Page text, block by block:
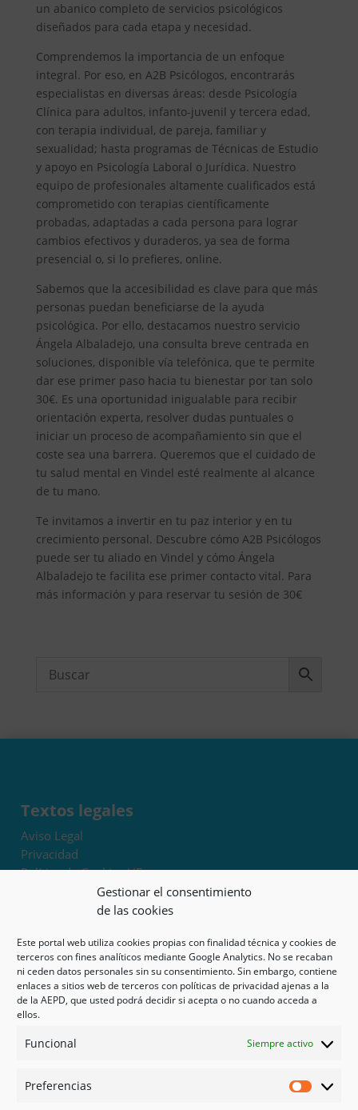
Gestionar el consentimiento
de las cookies
Este portal web utiliza cookies propias con finalidad técnica y cookies de
terceros con fines analíticos mediante Google Analytics. No se recaban
ni ceden datos personales sin su consentimiento. Sin embargo, contiene
enlaces a sitios web de terceros con políticas de privacidad ajenas a la
de la AEPD, que usted podrá decidir si acepta o no cuando acceda a
ellos.
Funcional Siempre activo
Preferencias
un abanico completo de servicios psicológicos
diseñados para cada etapa y necesidad.
Comprendemos la importancia de un enfoque
integral. Por eso, en A2B Psicólogos, encontrarás
especialistas en diversas áreas: desde Psicología
Clínica para adultos, infanto-juvenil y tercera edad,
con terapia individual, de pareja, familiar y
sexualidad; hasta programas de Técnicas de Estudio
y apoyo en Psicología Laboral o Jurídica. Nuestro
equipo de profesionales altamente cualificados está
comprometido con terapias científicamente
probadas, adaptadas a cada persona para lograr
cambios efectivos y duraderos, ya sea de forma
presencial o, si lo prefieres, online.
Sabemos que la accesibilidad es clave para que más
personas puedan beneficiarse de la ayuda
psicológica. Por ello, destacamos nuestro servicio
Ángela Albaladejo, una consulta breve centrada en
soluciones, disponible vía telefónica, que te permite
dar ese primer paso hacia tu bienestar por tan solo
30€. Es una oportunidad inigualable para recibir
orientación experta, resolver dudas puntuales o
iniciar un proceso de acompañamiento sin que el
coste sea una barrera. Queremos que el cuidado de
tu salud mental en Vindel esté realmente al alcance
de tu mano.
Te invitamos a invertir en tu paz interior y en tu
crecimiento personal. Descubre cómo A2B Psicólogos
puede ser tu aliado en Vindel y cómo Ángela
Albaladejo te facilita ese primer contacto vital. Para
más información y para reservar tu sesión de 30€
Textos legales
Aviso Legal
Privacidad
Política de Cookies UE
Términos y condiciones
Exoneración de responsabilidad
Mapa del sitio
Mi cuenta
Tienda
Psicología en Murcia
Guías
Redes sociales